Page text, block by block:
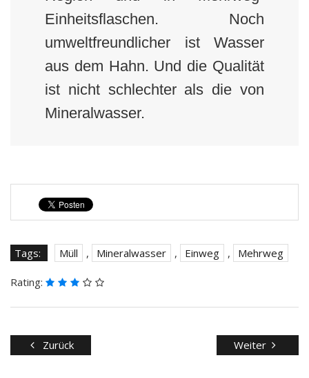
Einheitsflaschen. Noch
umweltfreundlicher ist Wasser
aus dem Hahn. Und die Qualität
ist nicht schlechter als die von
Mineralwasser.
Tags: Müll , Mineralwasser , Einweg , Mehrweg
Rating:
Zurück Weiter